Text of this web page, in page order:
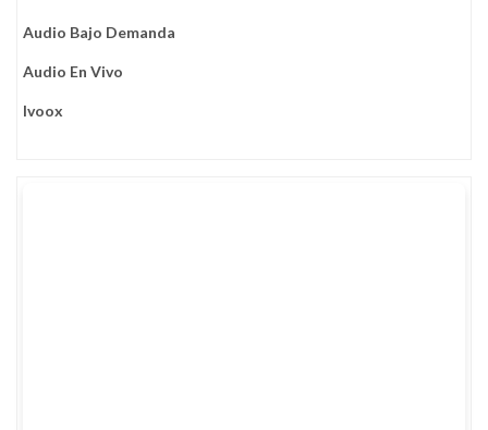
Audio Bajo Demanda
Audio En Vivo
Ivoox